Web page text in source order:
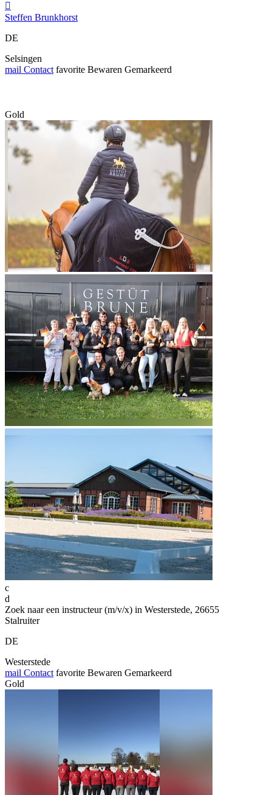

Steffen Brunkhorst
DE
Selsingen
mail Contact favorite Bewaren Gemarkeerd
Gold
c
d
Zoek naar een instructeur (m/v/x) in Westerstede, 26655
Stalruiter
DE
Westerstede
mail Contact favorite Bewaren Gemarkeerd
Gold